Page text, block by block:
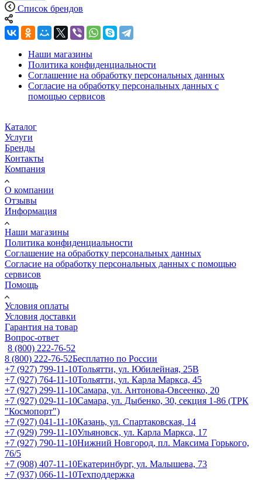
Список брендов
Наши магазины
Политика конфиденциальности
Соглашение на обработку персональных данных
Согласие на обработку персональных данных с
помощью сервисов
Каталог
Услуги
Бренды
Контакты
Компания
О компании
Отзывы
Информация
Наши магазины
Политика конфиденциальности
Соглашение на обработку персональных данных
Согласие на обработку персональных данных с помощью
сервисов
Помощь
Условия оплаты
Условия доставки
Гарантия на товар
Вопрос-ответ
8 (800) 222-76-52
8 (800) 222-76-52Бесплатно по России
+7 (927) 799-11-10Тольятти, ул. Юбилейная, 25В
+7 (927) 764-11-10Тольятти, ул. Карла Маркса, 45
+7 (927) 299-11-10Самара, ул. Антонова-Овсеенко, 20
+7 (927) 029-11-10Самара, ул. Дыбенко, 30, секция 1-86 (ТРК
"Космопорт")
+7 (927) 041-11-10Казань, ул. Спартаковская, 14
+7 (929) 799-11-10Ульяновск, ул. Карла Маркса, 17
+7 (927) 790-11-10Нижний Новгород, пл. Максима Горького,
76/5
+7 (908) 407-11-10Екатеринбург, ул. Малышева, 73
+7 (937) 066-11-10Техподдержка